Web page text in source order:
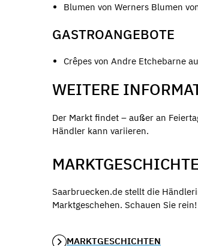
Blumen von Werners Blumen
GASTROANGEBOTE
Crêpes von Andre Etchebarne
WEITERE
Der Markt findet – außer an
Händler kann variieren.
Saarbruecken.de stellt die
Marktgeschehen. Schauen Sie rein!
MARKTGESCHICHTEN